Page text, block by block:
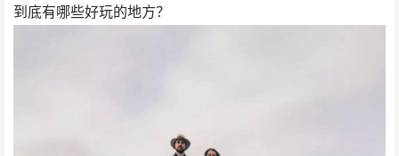
到底有哪些好玩的地方？